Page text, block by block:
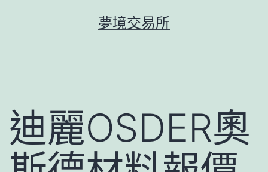
夢境交易所
迪麗OSDER奧